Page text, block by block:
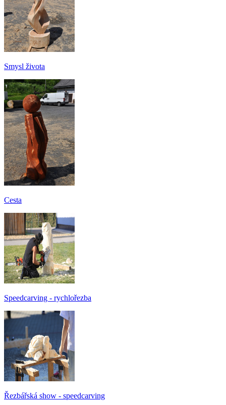
Smysl života
Cesta
Speedcarving - rychlořezba
Řezbářská show - speedcarving